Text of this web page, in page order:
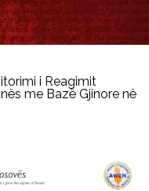
i Reagimit
me Bazë Gjinore në